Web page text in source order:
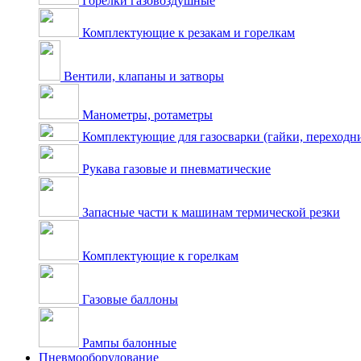
Комплектующие к резакам и горелкам
Вентили, клапаны и затворы
Манометры, ротаметры
Комплектующие для газосварки (гайки,
Рукава газовые и пневматические
Запасные части к машинам термической резки
Комплектующие к горелкам
Газовые баллоны
Рампы балонные
Пневмооборудование